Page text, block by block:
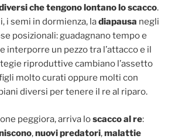
che tengono lontano lo scacco.
i semi in dormienza, ladiapausa negli
posizionali: guadagnano tempo e
interporre un pezzo tra l’attacco e il
riproduttive cambiano l’assetto
molto curati oppure molti con
diversi per tenere il re al riparo.
peggiora, arriva loscacco al re:
,nuovi predatori,malattie